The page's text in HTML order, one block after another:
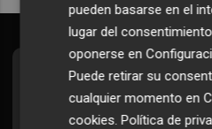
Suscríbete
Todos los días a
pueden basarse en el
lugar del
oponerse en
Puede retirar su
cualquier momento en
cookies .Política de